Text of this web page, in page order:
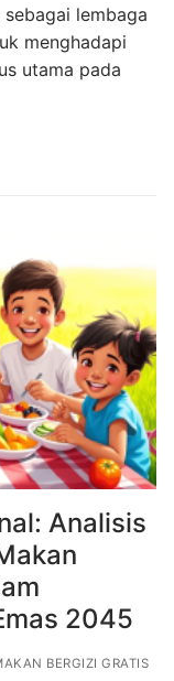
lembaga
menghadapi
utama pada
Analisis
2045
BERGIZI GRATIS